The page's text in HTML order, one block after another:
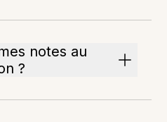
notes au
?